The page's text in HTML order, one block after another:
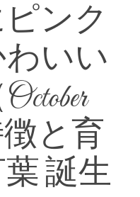
ンク
いい
徴と育
誕生